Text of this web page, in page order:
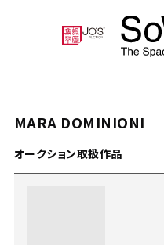
MARA DOMINIONI
オークション取扱作品